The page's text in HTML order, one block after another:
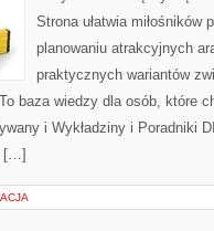
Strona ułatwia miłośników
planowaniu atrakcyjnych
praktycznych wariantów
baza wiedzy dla osób, które
i Wykładziny i Poradniki
[…]